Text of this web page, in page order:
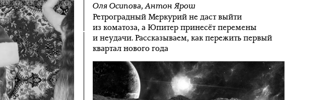
Оля Осипова,Антон Ярош
Ретроградный Меркурий не даст выйти
из коматоза, а Юпитер принесёт перемены
и неудачи. Рассказываем, как пережить первый
квартал нового года